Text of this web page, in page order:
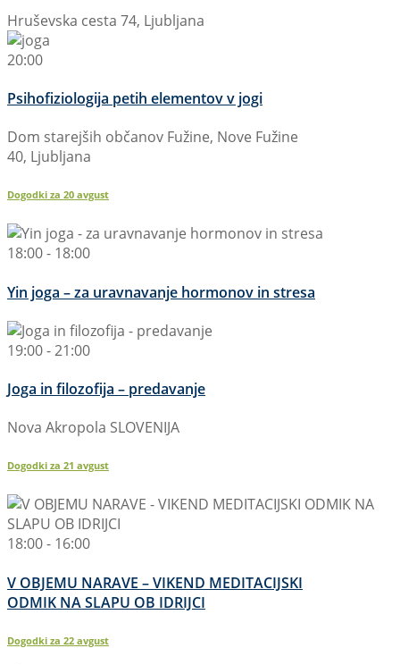
Hruševska cesta 74, Ljubljana
20:00
Psihofiziologija petih elementov v jogi
Dom starejših občanov Fužine, Nove Fužine
40, Ljubljana
Dogodki za 20 avgust
18:00 - 18:00
Yin joga – za uravnavanje hormonov in stresa
19:00 - 21:00
Joga in filozofija – predavanje
Nova Akropola SLOVENIJA
Dogodki za 21 avgust
18:00 - 16:00
V OBJEMU NARAVE – VIKEND MEDITACIJSKI
ODMIK NA SLAPU OB IDRIJCI
Dogodki za 22 avgust